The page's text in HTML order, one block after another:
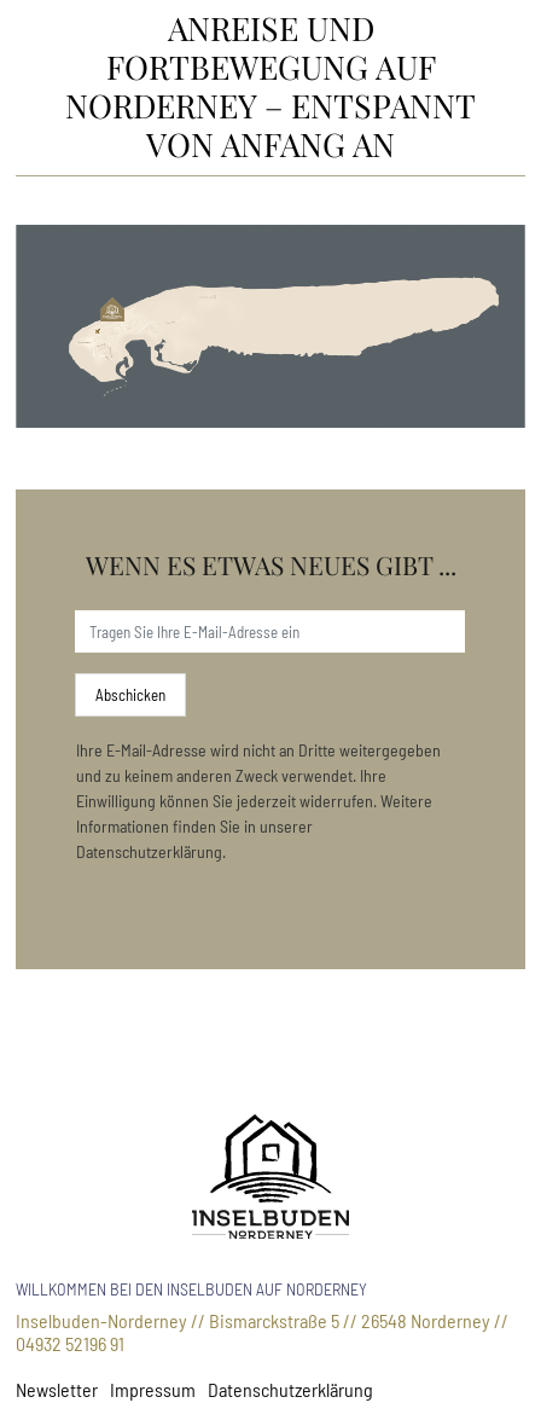
ANREISE UND
FORTBEWEGUNG AUF
NORDERNEY – ENTSPANNT
VON ANFANG AN
WENN ES ETWAS NEUES GIBT ...
Abschicken
Ihre E-Mail-Adresse wird nicht an Dritte weitergegeben
und zu keinem anderen Zweck verwendet. Ihre
Einwilligung können Sie jederzeit widerrufen. Weitere
Informationen finden Sie in unserer
Datenschutzerklärung.
WILLKOMMEN BEI DEN INSELBUDEN AUF NORDERNEY
Inselbuden-Norderney // Bismarckstraße 5 // 26548 Norderney //
04932 52196 91
Newsletter
Impressum
Datenschutzerklärung